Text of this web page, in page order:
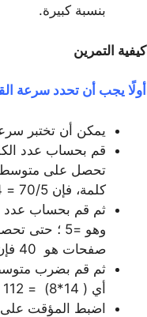
بنسبة كبيرة.
كيفية التمرين
أولًا يجب أن تحدد سرعة
يمكن أن تختبر سرعة قراءتك
كلمة، فإن 70/5 = 14 كلمة لكل سطر واحد.
صفحات هو 40 فإن 40/5 = 8 وهو متوسط السطور في الصفحة الواحدة.
أي ( 14*8) = 112 كلمة.
اضبط المؤقت على